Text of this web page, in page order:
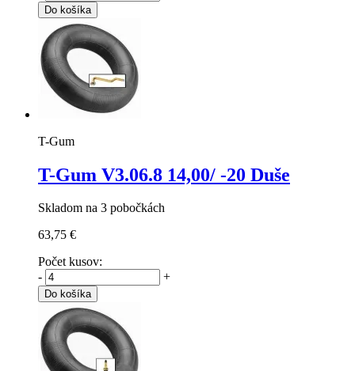
Do košíka
T-Gum
T-Gum V3.06.8 14,00/ -20 Duše
Skladom na 3 pobočkách
63,75 €
Počet kusov:
-
+
Do košíka